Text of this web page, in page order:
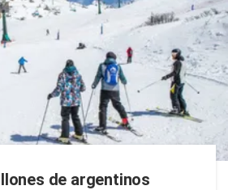
de argentinos